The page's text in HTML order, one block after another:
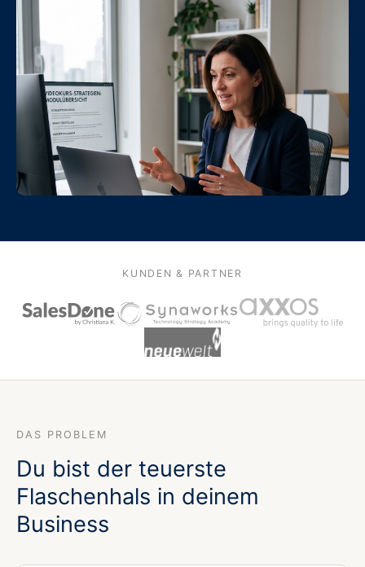
KUNDEN & PARTNER
DAS PROBLEM
Du bist der teuerste
Flaschenhals in deinem
Business